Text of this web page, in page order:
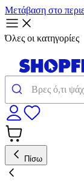
Μετάβαση στο
Όλες οι κατηγορίες
Πίσω